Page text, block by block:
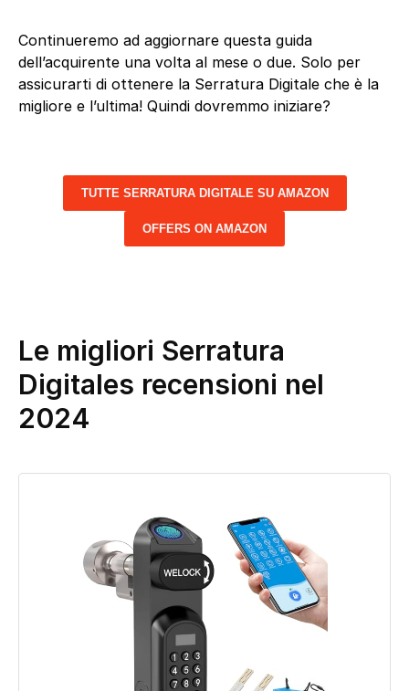
Continueremo ad aggiornare questa guida
dell’acquirente una volta al mese o due. Solo per
assicurarti di ottenere la Serratura Digitale che è la
migliore e l’ultima! Quindi dovremmo iniziare?
TUTTE SERRATURA DIGITALE SU AMAZON
OFFERS ON AMAZON
Le migliori Serratura
Digitales recensioni nel
2024